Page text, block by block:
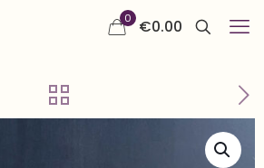
0 €0.00